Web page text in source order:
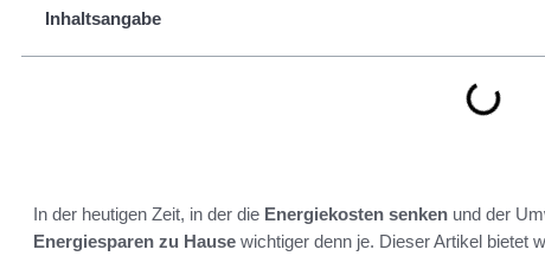
Inhaltsangabe
In der heutigen Zeit, in der die Energiekosten senken und der
Energiesparen zu Hause wichtiger denn je. Dieser Artikel bietet